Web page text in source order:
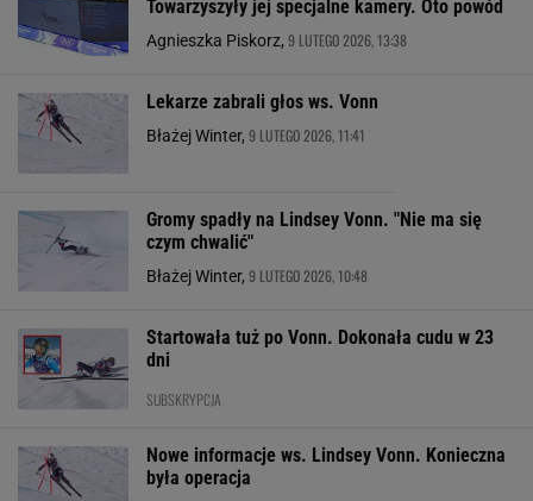
Towarzyszyły jej specjalne kamery. Oto powód
Agnieszka Piskorz, 9 LUTEGO 2026, 13:38
Lekarze zabrali głos ws. Vonn
Błażej Winter, 9 LUTEGO 2026, 11:41
Gromy spadły na Lindsey Vonn. "Nie ma się
czym chwalić"
Błażej Winter, 9 LUTEGO 2026, 10:48
Startowała tuż po Vonn. Dokonała cudu w 23
dni
SUBSKRYPCJA
Nowe informacje ws. Lindsey Vonn. Konieczna
była operacja